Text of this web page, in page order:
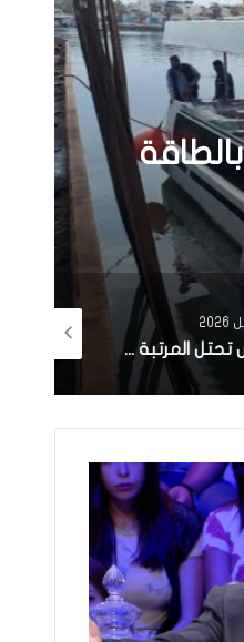
تونس تحتل المرتبة الاولى افريقيا من حيث عدد النساء المطورات للبرمجيات